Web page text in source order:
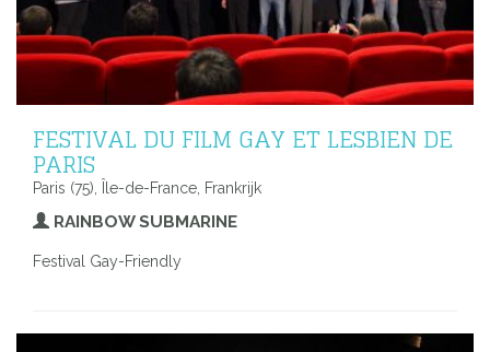
FESTIVAL DU FILM GAY ET LESBIEN DE
PARIS
Paris (75), Île-de-France, Frankrijk
RAINBOW SUBMARINE
Festival Gay-Friendly